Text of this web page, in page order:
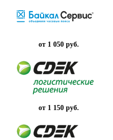
от 1 050 руб.
от 1 150 руб.